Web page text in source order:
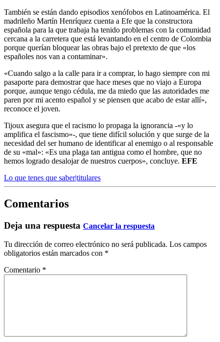
También se están dando episodios xenófobos en Latinoamérica. El
madrileño Martín Henríquez cuenta a Efe que la constructora
española para la que trabaja ha tenido problemas con la comunidad
cercana a la carretera que está levantando en el centro de Colombia
porque querían bloquear las obras bajo el pretexto de que «los
españoles nos van a contaminar».
«Cuando salgo a la calle para ir a comprar, lo hago siempre con mi
pasaporte para demostrar que hace meses que no viajo a Europa
porque, aunque tengo cédula, me da miedo que las autoridades me
paren por mi acento español y se piensen que acabo de estar allí»,
reconoce el joven.
Tijoux asegura que el racismo lo propaga la ignorancia -«y lo
amplifica el fascismo»-, que tiene difícil solución y que surge de la
necesidad del ser humano de identificar al enemigo o al responsable
de su «mal»: «Es una plaga tan antigua como el hombre, que no
hemos logrado desalojar de nuestros cuerpos», concluye. EFE
Lo que tenes que saber|titulares
Comentarios
Deja una respuesta Cancelar la respuesta
Tu dirección de correo electrónico no será publicada. Los campos
obligatorios están marcados con *
Comentario *